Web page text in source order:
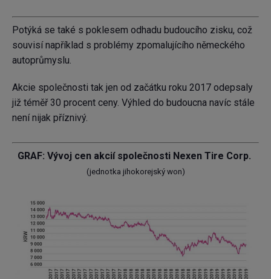
Potýká se také s poklesem odhadu budoucího zisku, což
souvisí například s problémy zpomalujícího německého
autoprůmyslu.
Akcie společnosti tak jen od začátku roku 2017 odepsaly
již téměř 30 procent ceny. Výhled do budoucna navíc stále
není nijak příznivý.
GRAF: Vývoj cen akcií společnosti Nexen Tire Corp.
(jednotka jihokorejský won)